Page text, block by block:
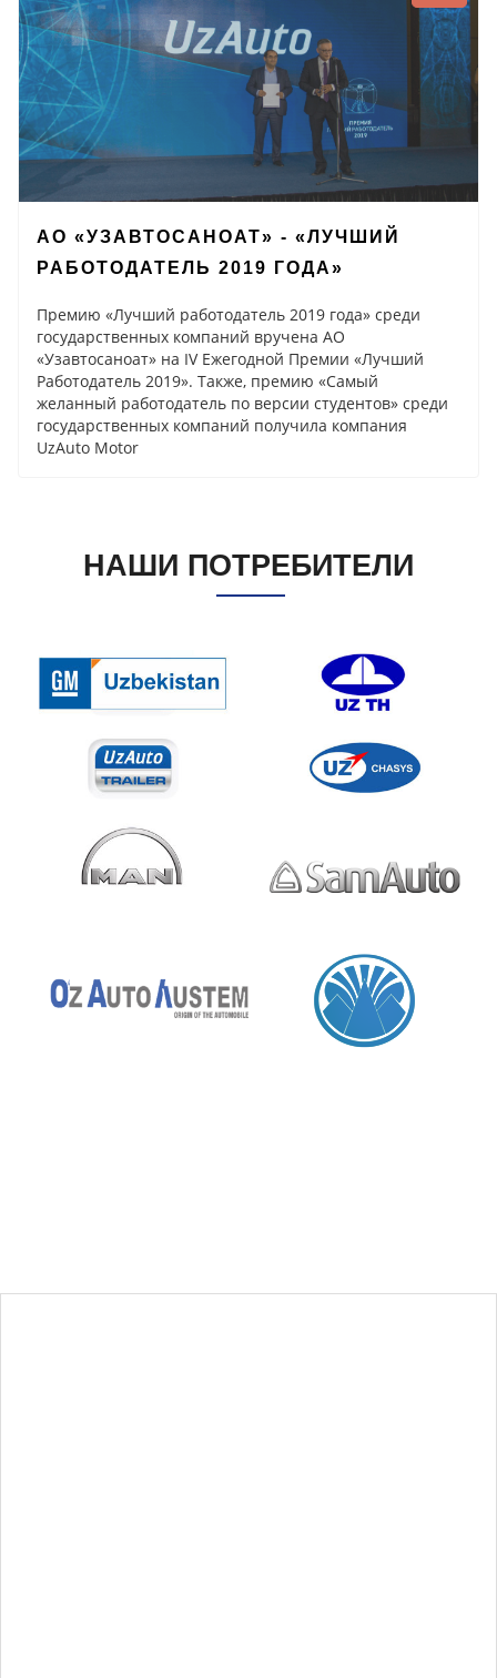
АО «УЗАВТОСАНОАТ» - «ЛУЧШИЙ
РАБОТОДАТЕЛЬ 2019 ГОДА»
Премию «Лучший работодатель 2019 года» среди
государственных компаний вручена АО
«Узавтосаноат» на IV Ежегодной Премии «Лучший
Работодатель 2019». Также, премию «Самый
желанный работодатель по версии студентов» среди
государственных компаний получила компания
UzAuto Motor
НАШИ ПОТРЕБИТЕЛИ